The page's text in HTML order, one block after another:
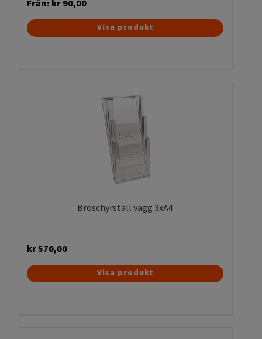
Från: kr90,00
Den
här
varianter.
olika
alternativen
kan
väljas
på
Visa produkt
Broschyrställ vägg 3xA4
kr570,00
Visa produkt